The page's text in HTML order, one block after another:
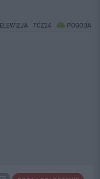
TCZ24 POGODA